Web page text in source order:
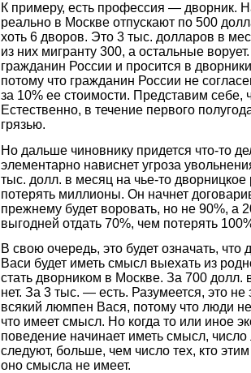
К примеру, есть профессия — дворник.
реально в Москве отпускают по 500
хоть 6 дворов. Это 3 тыс. долларов в
из них мигранту 300, а остальные
гражданин России и просится в
потому что гражданин России не
за 10% ее стоимости. Представим себе,
Естественно, в течение первого
грязью.
Но дальше чиновнику придется что-то
элементарно нависнет угроза
тыс. долл. в месяц на чье-то дворницкое
потерять миллионы. Он начнет
прежнему будет воровать, но не 90%, а
выгодней отдать 70%, чем потерять
В свою очередь, это будет означать,
Васи будет иметь смысл выехать из
стать дворником в Москве. За 700 долл.
нет. За 3 тыс. — есть. Разумеется, это не
всякий люмпен Вася, потому что люди
что имеет смысл. Но когда то или иное
поведение начинает иметь смысл,
следуют, больше, чем число тех, кто
оно смысла не имеет.